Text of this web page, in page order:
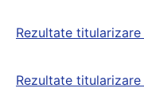
Rezultate
Rezultate